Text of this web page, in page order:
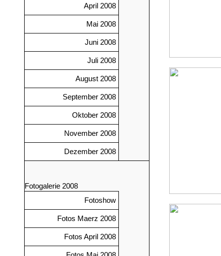
April 2008
Mai 2008
Juni 2008
Juli 2008
August 2008
September 2008
Oktober 2008
November 2008
Dezember 2008
Fotogalerie 2008
Fotoshow
Fotos Maerz 2008
Fotos April 2008